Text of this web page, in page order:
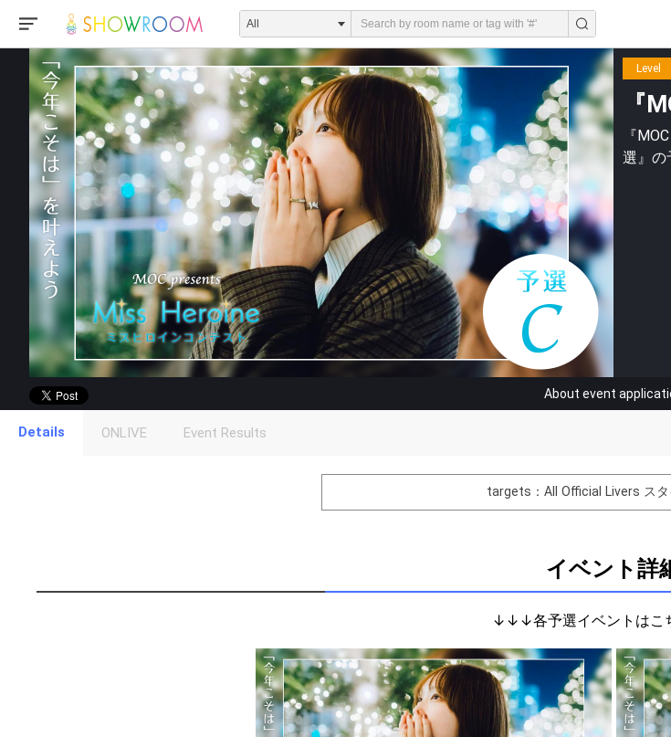
Level
『
『
選』の
About event
Level Points
Event Begins!
あなたのニックネームを発表しよう！その由来は？
10000 好きなマンガを発表してみよう！
15000 あなたの好きなアーティストを発表してみよう！
20000 好きな映画を発表してみよう！
Details ONLIVE Event Results
targets：All Official Livers ス
イベント詳
↓↓↓各予選イベントは